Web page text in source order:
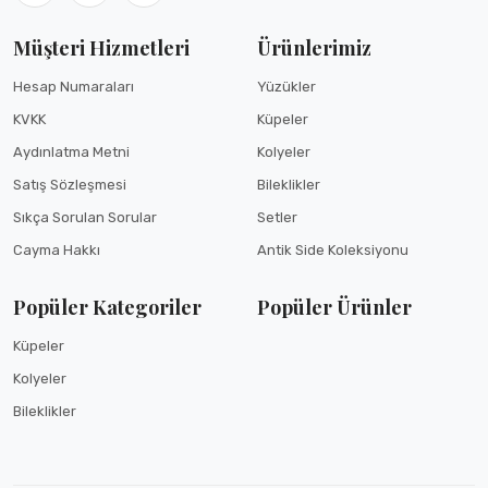
Müşteri Hizmetleri
Hesap Numaraları
KVKK
Aydınlatma Metni
Satış Sözleşmesi
Sıkça Sorulan Sorular
Cayma Hakkı
Ürünlerimiz
Yüzükler
Küpeler
Kolyeler
Bileklikler
Setler
Antik Side Koleksiyonu
Popüler Kategoriler
Küpeler
Kolyeler
Bileklikler
Popüler Ürünler